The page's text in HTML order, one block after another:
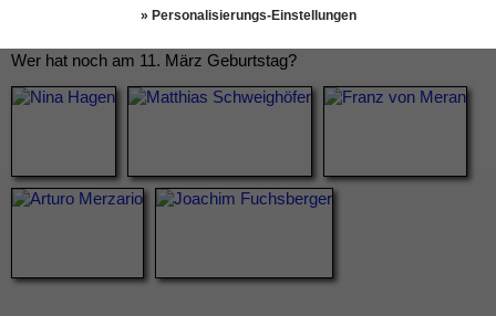
Wer hat noch am 11. März Geburtstag?
» Personalisierungs-Einstellungen